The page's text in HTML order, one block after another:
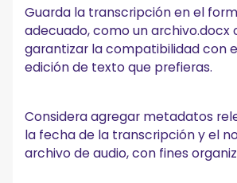
Guarda la transcripción en el
adecuado, como un archivo.docx
garantizar la compatibilidad con
edición de texto que prefieras.
Considera agregar metadatos
la fecha de la transcripción y el
archivo de audio, con fines